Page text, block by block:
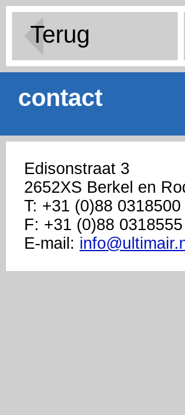
Terug
contact
Edisonstraat 3
2652XS Berkel en
T: +31 (0)88 0318500
F: +31 (0)88 0318555
E-mail: